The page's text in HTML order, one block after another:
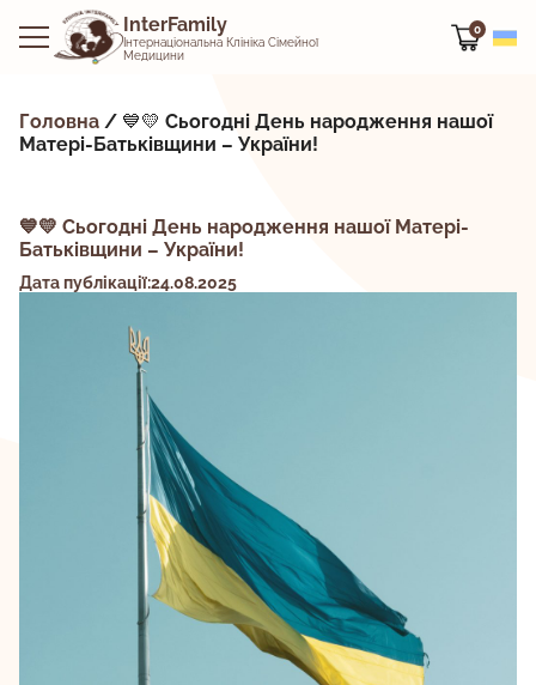
InterFamily
Інтернаціональна Клініка Сімейної
Медицини
0
Головна / 💙💛 Сьогодні День народження нашої
Матері-Батьківщини – України!
💙💛 Сьогодні День народження нашої Матері-
Батьківщини – України!
Дата публікації:24.08.2025